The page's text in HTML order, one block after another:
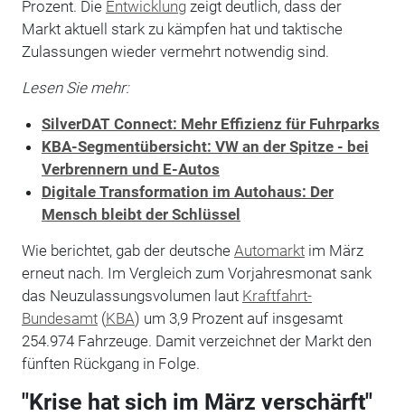
Prozent. Die Entwicklungzeigt deutlich, dass der
Markt aktuell stark zu kämpfen hat und taktische
Zulassungen wieder vermehrt notwendig sind.
Lesen Sie mehr:
SilverDAT Connect: Mehr Effizienz für Fuhrparks
KBA-Segmentübersicht: VW an der Spitze - bei
Verbrennern und E-Autos
Digitale Transformation im Autohaus: Der
Mensch bleibt der Schlüssel
Wie berichtet, gab der deutsche Automarktim März
erneut nach. Im Vergleich zum Vorjahresmonat sank
das Neuzulassungsvolumen laut Kraftfahrt-
Bundesamt(KBA) um 3,9 Prozent auf insgesamt
254.974 Fahrzeuge. Damit verzeichnet der Markt den
fünften Rückgang in Folge.
"Krise hat sich im März verschärft"